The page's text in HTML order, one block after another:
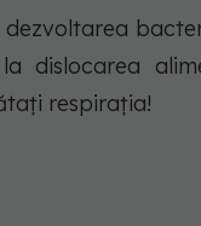
dislocarea
respirația!